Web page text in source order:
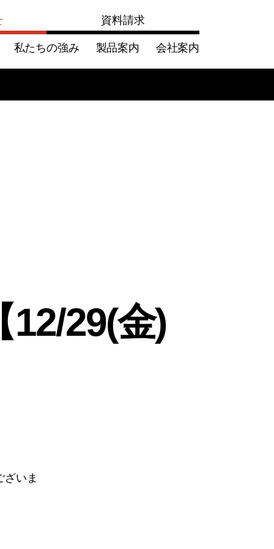
私たちの強み 製品案内 会社案内
資料請求
29(金)
いま